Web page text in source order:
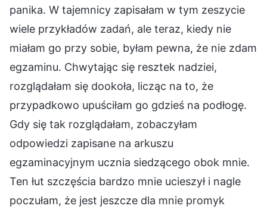
panika. W tajemnicy zapisałam w tym zeszycie
wiele przykładów zadań, ale teraz, kiedy nie
miałam go przy sobie, byłam pewna, że nie zdam
egzaminu. Chwytając się resztek nadziei,
rozglądałam się dookoła, licząc na to, że
przypadkowo upuściłam go gdzieś na podłogę.
Gdy się tak rozglądałam, zobaczyłam
odpowiedzi zapisane na arkuszu
egzaminacyjnym ucznia siedzącego obok mnie.
Ten łut szczęścia bardzo mnie ucieszył i nagle
poczułam, że jest jeszcze dla mnie promyk